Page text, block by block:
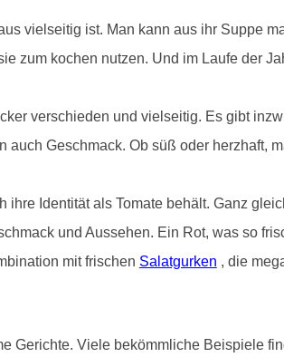
vielseitig ist. Man kann aus ihr Suppe
zum kochen nutzen. Und im Laufe der
verschieden und vielseitig. Es gibt
Geschmack. Ob süß oder herzhaft,
Identität als Tomate behält. Ganz
und Aussehen. Ein Rot, was so
mit frischen Salatgurken , die
Gerichte. Viele bekömmliche Beispiele